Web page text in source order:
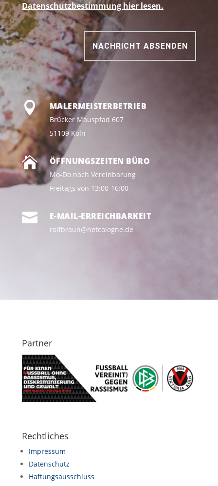
Datenschutzbestimmung hier lesen.
NACHRICHT ABSENDEN
 MALERMEISTERBETRIEB
Brücker Mauspfad 607
51109 Köln
 ÖFFNUNGSZEITEN BÜRO
Mo-Do nach Vereinbarung
Freitags von 13:00-16:00
 E-MAIL-ERREICHBARKEIT
rolfbraun@netcologne.de
Partner
Rechtliches
Impressum
Datenschutz
Haftungsausschluss